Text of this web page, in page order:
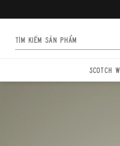
qua
kiếm:
SCOTCH